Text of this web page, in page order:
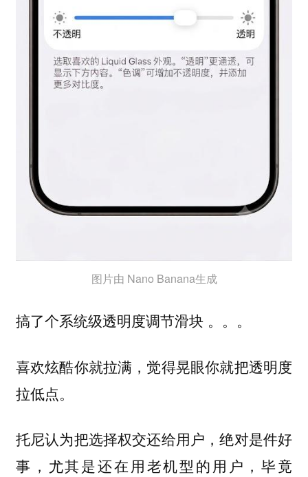
图片由 Nano Banana生成
搞了个系统级透明度调节滑块 。。。
喜欢炫酷你就拉满，觉得晃眼你就把透明度
拉低点。
托尼认为把选择权交还给用户，绝对是件好
事，尤其是还在用老机型的用户，毕竟